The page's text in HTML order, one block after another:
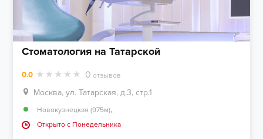
Стоматология на Татарской
0.0 0 отзывов
Москва, ул. Татарская, д.3, стр.1
Новокузнецкая (975м),
Открыто c Понедельника